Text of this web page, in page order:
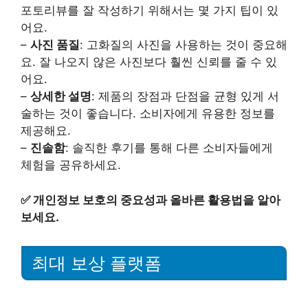
포토리뷰를 잘 작성하기 위해서는 몇 가지 팁이 있
어요.
– 사진 품질: 고화질의 사진을 사용하는 것이 중요해
요. 잘 나오지 않은 사진보다 훨씬 신뢰를 줄 수 있
어요.
– 상세한 설명: 제품의 장점과 단점을 균형 있게 서
술하는 것이 좋습니다. 소비자에게 유용한 정보를
제공해요.
– 진솔함: 솔직한 후기를 통해 다른 소비자들에게
체험을 공유하세요.
✅개인정보 보호의 중요성과 올바른 활용법을 알아
보세요.
최대 보상 플랫폼